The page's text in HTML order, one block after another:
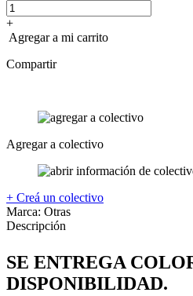
+
Agregar a mi carrito
Compartir
Agregar a colectivo
+ Creá un colectivo
Marca: Otras
Descripción
SE ENTREGA
DISPONIBILIDAD.